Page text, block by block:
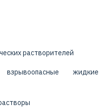
растворителей
жидкие